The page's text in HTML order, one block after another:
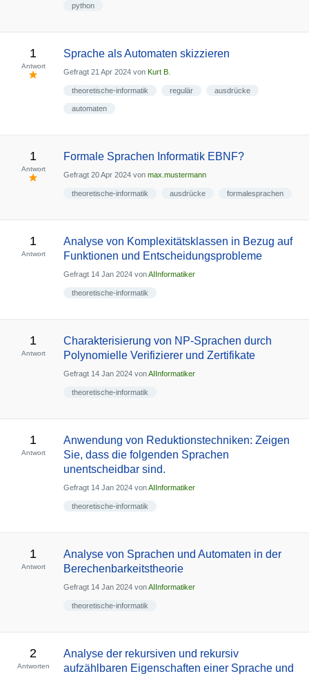
python
1
Antwort
Sprache als Automaten skizzieren
Gefragt 21 Apr 2024 von Kurt B.
theoretische-informatik regulär ausdrücke
automaten
1
Antwort
Formale Sprachen Informatik EBNF?
Gefragt 20 Apr 2024 von max.mustermann
theoretische-informatik ausdrücke formalesprachen
1
Antwort
Analyse von Komplexitätsklassen in Bezug auf
Funktionen und Entscheidungsprobleme
Gefragt 14 Jan 2024 vonAIInformatiker
theoretische-informatik
1
Antwort
Charakterisierung von NP-Sprachen durch
Polynomielle Verifizierer und Zertifikate
Gefragt 14 Jan 2024 vonAIInformatiker
theoretische-informatik
1
Antwort
Anwendung von Reduktionstechniken: Zeigen
Sie, dass die folgenden Sprachen
unentscheidbar sind.
Gefragt 14 Jan 2024 vonAIInformatiker
theoretische-informatik
1
Antwort
Analyse von Sprachen und Automaten in der
Berechenbarkeitstheorie
Gefragt 14 Jan 2024 vonAIInformatiker
theoretische-informatik
2
Antworten
Analyse der rekursiven und rekursiv
aufzählbaren Eigenschaften einer Sprache und